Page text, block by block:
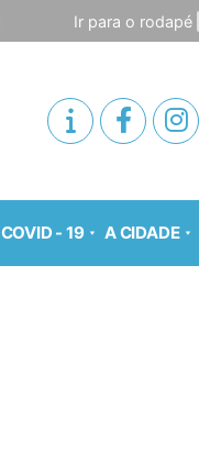
Ir para o rodapé
COVID - 19 A CIDADE